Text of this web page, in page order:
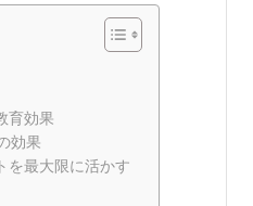
育効果
効果
を最大限に活かす